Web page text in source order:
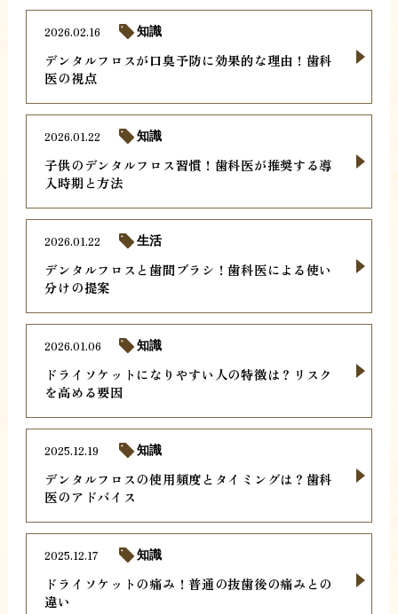
デンタルフロスが口臭予防に効果的な理由！歯科
医の視点
2026.02.16 知識
子供のデンタルフロス習慣！歯科医が推奨する導
入時期と方法
2026.01.22 知識
デンタルフロスと歯間ブラシ！歯科医による使い
分けの提案
2026.01.22 生活
ドライソケットになりやすい人の特徴は？リスク
を高める要因
2026.01.06 知識
デンタルフロスの使用頻度とタイミングは？歯科
医のアドバイス
2025.12.19 知識
ドライソケットの痛み！普通の抜歯後の痛みとの
違い
2025.12.17 知識